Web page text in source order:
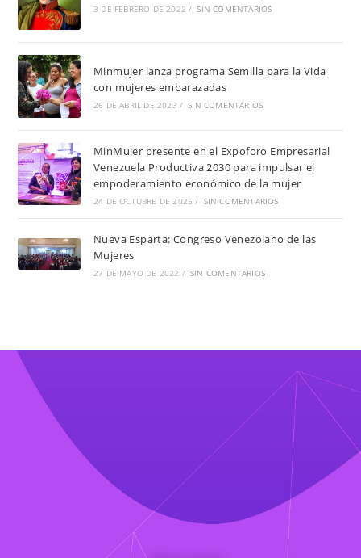
3 DE FEBRERO DE 2022 / SIN COMENTARIOS
Minmujer lanza programa Semilla para la Vida
con mujeres embarazadas
26 DE ABRIL DE 2023 / SIN COMENTARIOS
MinMujer presente en el Expoforo Empresarial
Venezuela Productiva 2030 para impulsar el
empoderamiento económico de la mujer
24 DE OCTUBRE DE 2025 / SIN COMENTARIOS
Nueva Esparta: Congreso Venezolano de las
Mujeres
27 DE MAYO DE 2022 / SIN COMENTARIOS